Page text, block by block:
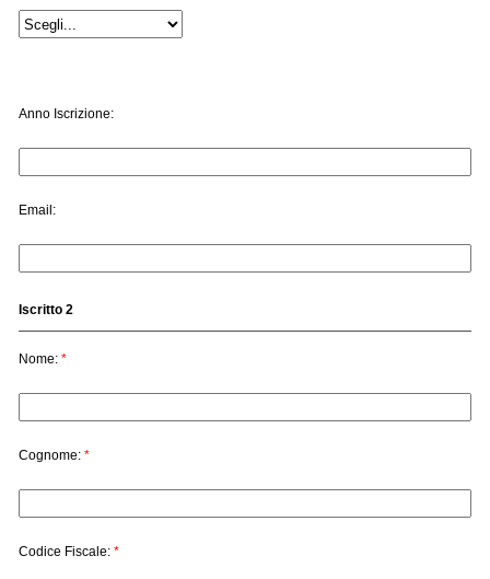
Anno Iscrizione:
Email:
Iscritto 2
Nome:*
Cognome:*
Codice Fiscale:*